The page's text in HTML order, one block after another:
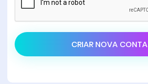
CRIAR NOVA CONTA